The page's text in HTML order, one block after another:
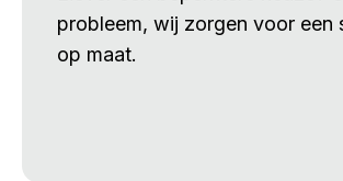
probleem, wij zorgen voor een
op maat.